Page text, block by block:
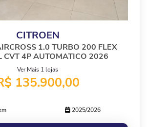
CITROEN
1.0 TURBO 200 FLEX
CVT 4P AUTOMATICO 2026
Ver Mais 1 lojas
135.900,00
2025/2026